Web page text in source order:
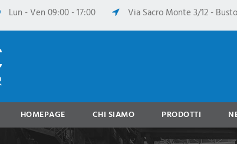
Lun - Ven 09:00 - 17:00 Via Sacro Monte 3/12 -
HOMEPAGE CHI SIAMO PRODOTTI